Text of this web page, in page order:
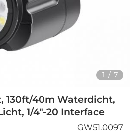
1 / 7
130ft/40m Waterdicht,
1/4"-20 Interface
GW51.0097